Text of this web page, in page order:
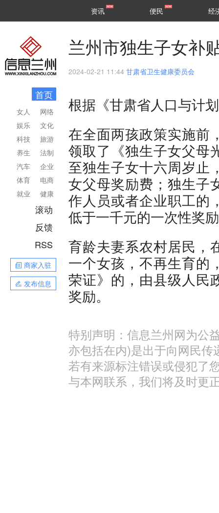
区县
资讯 便民 经
首页
网络
文化
旅游
法制
企业
电商
健康
女人
娱乐
科技
养生
汽车
体育
就业
滚动
反馈
RSS
商家入驻
发布信息
兰州市独生子女补
2024-02-21 11:44 甘肃省卫生健康委员会
根据《甘肃省人口与计
在全面两孩政策实施前
领取了《独生子女父母
至独生子女十六周岁止
女父母奖励费；独生子
作人员或者企业职工的
低于一千元的一次性奖
育龄夫妻系农村居民，
一个女孩，不再生育的
荣证》的，由县级人民
奖励。
特别声明：信息兰州网为公
亦包括在内)是出于向网民
若有来源标注错误或侵犯了
与本网联系，我们将及时更